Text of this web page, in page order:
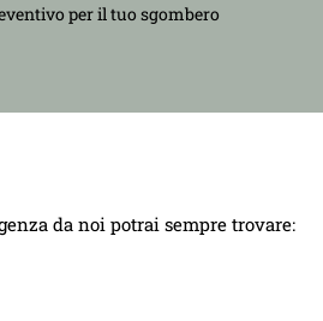
per il tuo sgombero
da noi potrai sempre trovare: